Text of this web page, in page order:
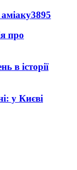
3895
про
в історії
у Києві